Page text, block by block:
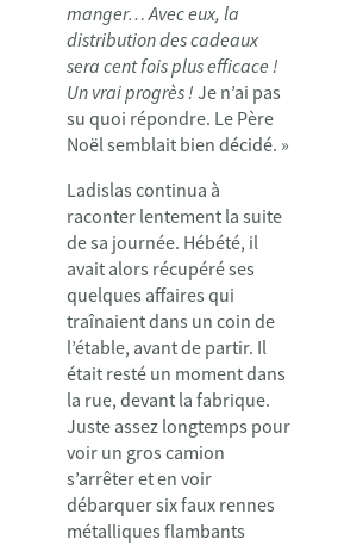
manger… Avec eux, la
distribution des cadeaux
sera cent fois plus efficace !
Un vrai progrès ! Je n’ai pas
su quoi répondre. Le Père
Noël semblait bien décidé. »
Ladislas continua à
raconter lentement la suite
de sa journée. Hébété, il
avait alors récupéré ses
quelques affaires qui
traînaient dans un coin de
l’étable, avant de partir. Il
était resté un moment dans
la rue, devant la fabrique.
Juste assez longtemps pour
voir un gros camion
s’arrêter et en voir
débarquer six faux rennes
métalliques flambants